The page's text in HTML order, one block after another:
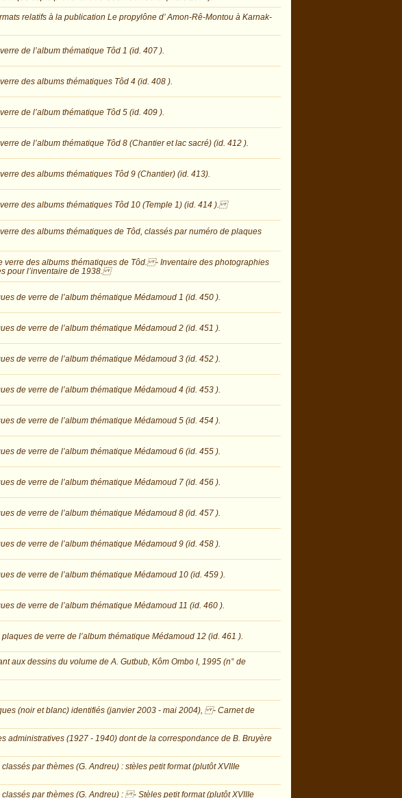
relatifs à la publication Le propylône d’ Amon-Rê-Montou à Karnak-
de l’album thématique Tôd 1 (id. 407 ).
des albums thématiques Tôd 4 (id. 408 ).
de l’album thématique Tôd 5 (id. 409 ).
de l’album thématique Tôd 8 (Chantier et lac sacré) (id. 412 ).
des albums thématiques Tôd 9 (Chantier) (id. 413).
des albums thématiques Tôd 10 (Temple 1) (id. 414 ).
des albums thématiques de Tôd, classés par numéro de plaques
des albums thématiques de Tôd. - Inventaire des photographies
pour l’inventaire de 1938.
de verre de l’album thématique Médamoud 1 (id. 450 ).
de verre de l’album thématique Médamoud 2 (id. 451 ).
de verre de l’album thématique Médamoud 3 (id. 452 ).
de verre de l’album thématique Médamoud 4 (id. 453 ).
de verre de l’album thématique Médamoud 5 (id. 454 ).
de verre de l’album thématique Médamoud 6 (id. 455 ).
de verre de l’album thématique Médamoud 7 (id. 456 ).
de verre de l’album thématique Médamoud 8 (id. 457 ).
de verre de l’album thématique Médamoud 9 (id. 458 ).
de verre de l’album thématique Médamoud 10 (id. 459 ).
de verre de l’album thématique Médamoud 11 (id. 460 ).
de verre de l’album thématique Médamoud 12 (id. 461 ).
aux dessins du volume de A. Gutbub, Kôm Ombo I, 1995 (n° de
(noir et blanc) identifiés (janvier 2003 - mai 2004), - Carnet de
(1927 - 1940) dont de la correspondance de B. Bruyère
par thèmes (G. Andreu) : stèles petit format (plutôt XVIIIe
par thèmes (G. Andreu) : - Stèles petit format (plutôt XVIIIe